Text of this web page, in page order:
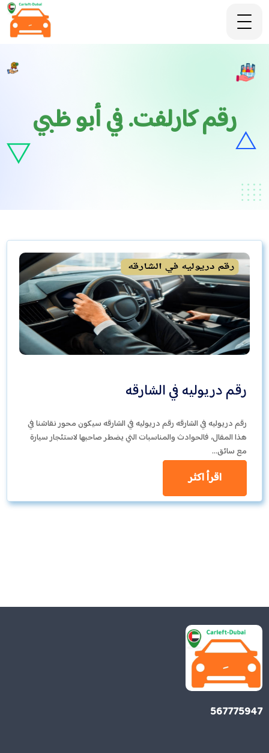
رقم كارلفت. في أبو ظبي
رقم دريوليه في الشارقه
رقم دريوليه في الشارقه رقم دريوليه في الشارقه سيكون محور نقاشنا في
هذا المقال، فالحوادث والمناسبات التي يضطر صاحبها لاستئجار سيارة
مع سائق…
اقرأ اكثر
567775947